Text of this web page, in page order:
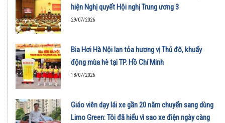
hiện Nghị quyết Hội nghị Trung ương 3
29/07/2026
Bia Hơi Hà Nội lan tỏa hương vị Thủ đô, khuấy
động mùa hè tại TP. Hồ Chí Minh
18/07/2026
Giáo viên dạy lái xe gần 20 năm chuyển sang dùng
Limo Green: Tôi đã hiểu vì sao xe điện ngày càng